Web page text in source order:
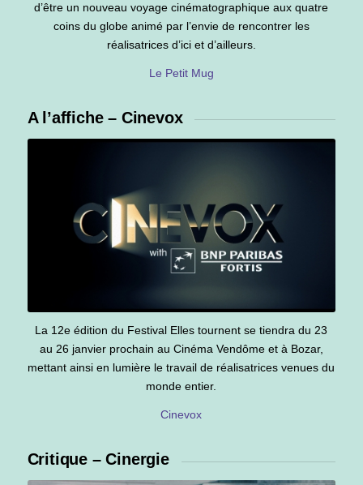
d’être un nouveau voyage cinématographique aux quatre
coins du globe animé par l’envie de rencontrer les
réalisatrices d’ici et d’ailleurs.
Le Petit Mug
A l’affiche – Cinevox
La 12e édition du Festival Elles tournent se tiendra du 23
au 26 janvier prochain au Cinéma Vendôme et à Bozar,
mettant ainsi en lumière le travail de réalisatrices venues du
monde entier.
Cinevox
Critique – Cinergie